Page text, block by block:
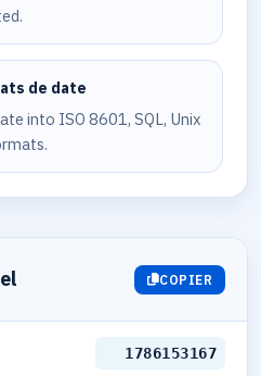
de date
into ISO 8601, SQL, Unix
COPIER
1786153167